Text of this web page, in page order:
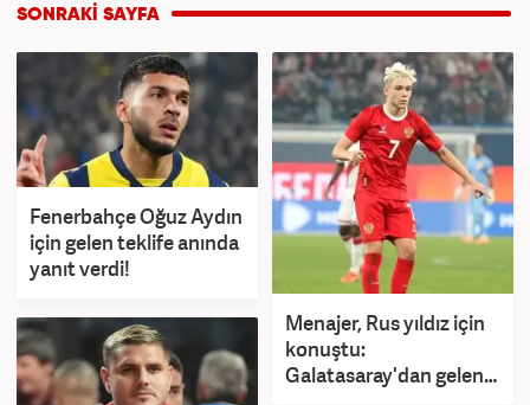
Fenerbahçe Oğuz Aydın
için gelen teklife anında
yanıt verdi!
Menajer, Rus yıldız için
konuştu:
Galatasaray'dan gelen